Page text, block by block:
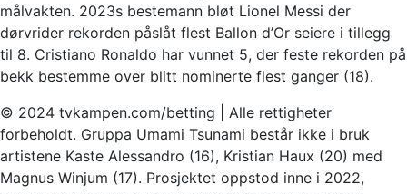
målvakten. 2023s bestemann bløt Lionel Messi der
dørvrider rekorden påslåt flest Ballon d’Or seiere i tillegg
til 8. Cristiano Ronaldo har vunnet 5, der feste rekorden på
bekk bestemme over blitt nominerte flest ganger (18).
© 2024 tvkampen.com/betting | Alle rettigheter
forbeholdt. Gruppa Umami Tsunami består ikke i bruk
artistene Kaste Alessandro (16), Kristian Haux (20) med
Magnus Winjum (17). Prosjektet oppstod inne i 2022,